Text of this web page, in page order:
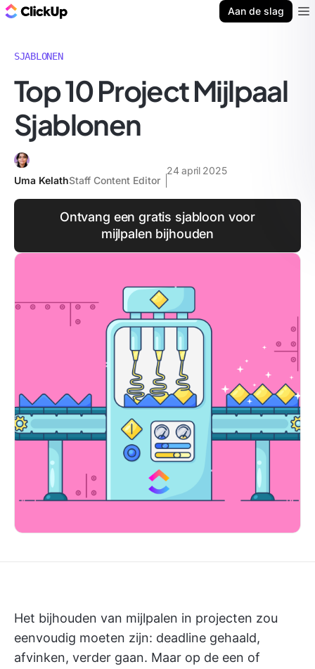
Aan de slag
SJABLONEN
Top 10 Project Mijlpaal
Sjablonen
Uma KelathStaff Content Editor
24 april 2025
Ontvang een gratis sjabloon voor
mijlpalen bijhouden
Het bijhouden van mijlpalen in projecten zou
eenvoudig moeten zijn: deadline gehaald,
afvinken, verder gaan. Maar op de een of